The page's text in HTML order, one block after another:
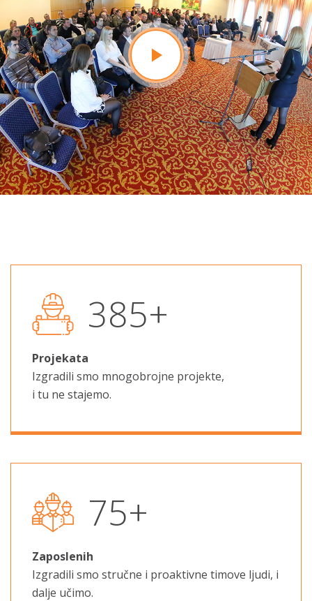
536+
Projekata
Izgradili smo mnogobrojne projekte,
i tu ne stajemo.
104
Zaposlenih
Izgradili smo stručne i proaktivne timove ljudi, i
dalje učimo.